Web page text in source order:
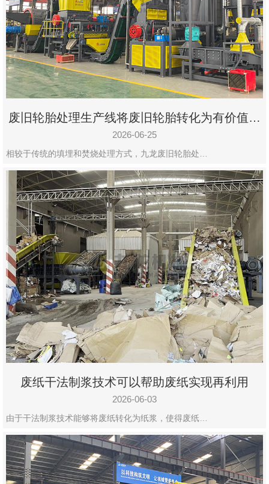
备
19020390
号-1
废旧轮胎处理生产线将废旧轮胎转化为有价值的
资源
2026-06-25
相较于传统的填埋和焚烧处理方式，九龙废旧轮胎处…
废纸干法制浆技术可以帮助废纸实现再利用
2026-06-03
由于干法制浆技术能够将废纸转化为纸浆，使得废纸…